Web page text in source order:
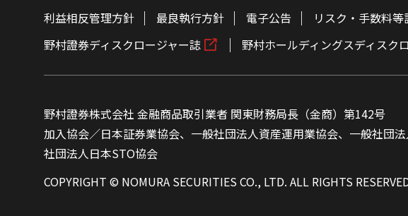
利益相反管理方針
最良執行方針 電子公告 リスク・手数料
野村證券ディスクロージャー誌
野村ホールディングスディスク
野村證券株式会社 金融商品取引業者 関東財務局長（金商）第142号
加入協会／日本証券業協会、一般社団法人資産運用業協会、一般社団
社団法人日本STO協会
COPYRIGHT © NOMURA SECURITIES CO., LTD. ALL RIGHTS